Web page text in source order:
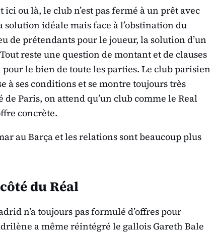
ou là, le club n’est pas fermé à un prêt avec
solution idéale mais face à l’obstination du
de prétendants pour le joueur, la solution d’un
reste une question de montant et de clauses
le bien de toute les parties. Le club parisien
à ses conditions et se montre toujours très
Paris, on attend qu’un club comme le Real
concrète.
au Barça et les relations sont beaucoup plus
du Réal
n’a toujours pas formulé d’offres pour
a même réintégré le gallois Gareth Bale